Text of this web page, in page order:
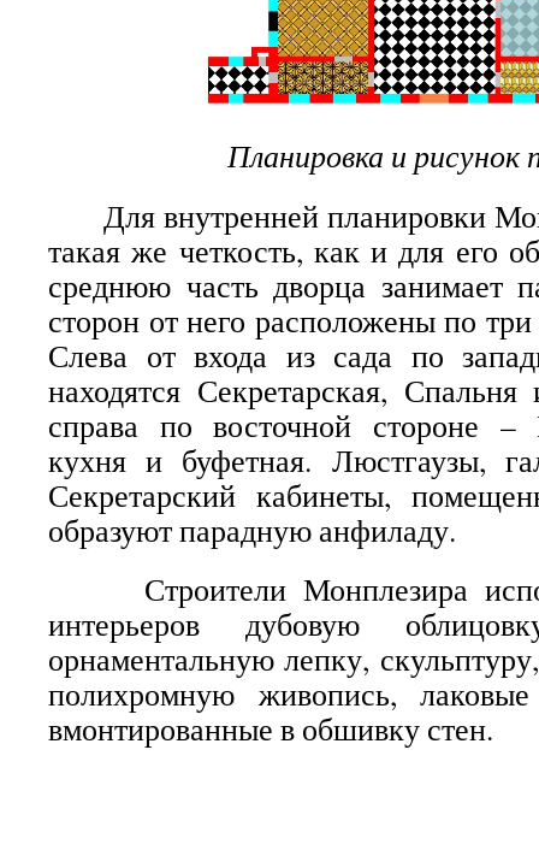
Планировка и рисунок
Для внутренней планировки
такая же четкость, как и для его
среднюю часть дворца занимает
сторон от него расположены по
Слева от входа из сада по
находятся Секретарская,
справа по восточной стороне –
кухня и буфетная. Люстгаузы,
Секретарский кабинеты,
образуют парадную анфиладу.
Строители Монплезира
интерьеров дубовую
орнаментальную лепку,
полихромную живопись,
вмонтированные в обшивку стен.